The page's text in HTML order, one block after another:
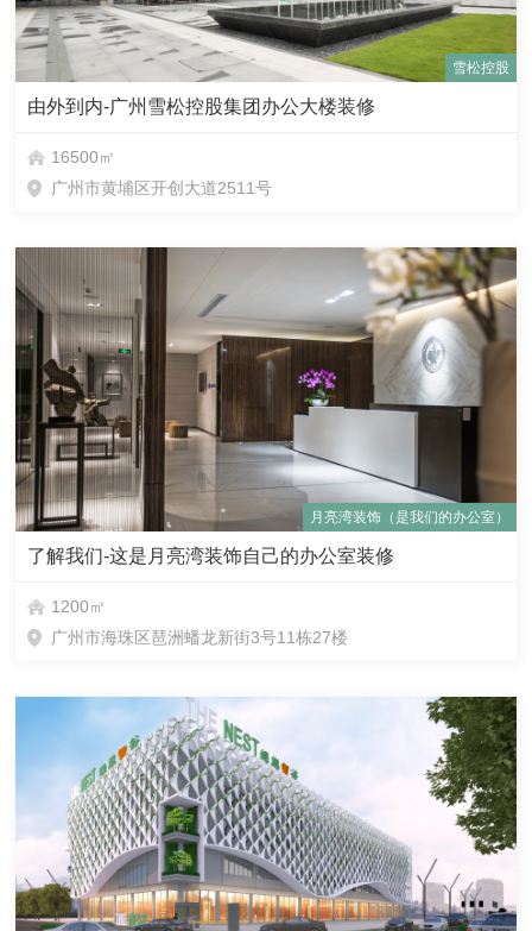
雪松控股
由外到内-广州雪松控股集团办公大楼装修
16500㎡
广州市黄埔区开创大道2511号
月亮湾装饰（是我们的办公室）
了解我们-这是月亮湾装饰自己的办公室装修
1200㎡
广州市海珠区琶洲蟠龙新街3号11栋27楼